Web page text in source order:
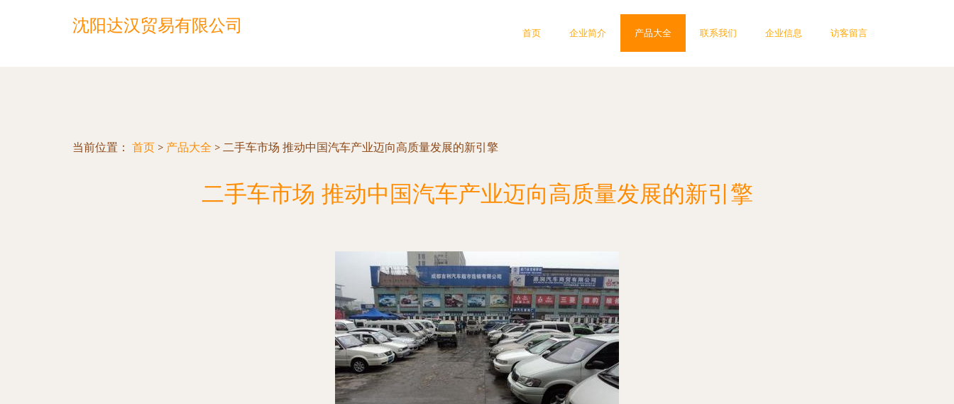
沈阳达汉贸易有限公司 首页 企业简介 产品大全 联系我们 企业信息 访客留言
当前位置： 首页 > 产品大全 > 二手车市场 推动中国汽车产业迈向高质量发展的新引擎
二手车市场 推动中国汽车产业迈向高质量发展的新引擎